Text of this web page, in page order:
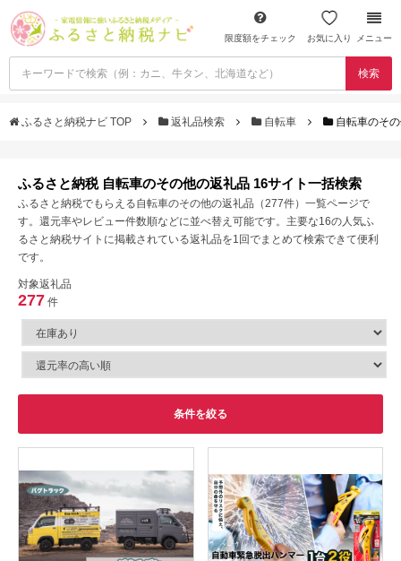
限度額をチェック お気に入り メニュー
検索
ふるさと納税ナビ TOP 返礼品検索 自転車 自転車のそ
ふるさと納税 自転車のその他の返礼品 16サイト一括検索
ふるさと納税でもらえる自転車のその他の返礼品（277件）一覧ページで
す。還元率やレビュー件数順などに並べ替え可能です。主要な16の人気ふ
るさと納税サイトに掲載されている返礼品を1回でまとめて検索できて便利
です。
対象返礼品
277 件
条件を絞る